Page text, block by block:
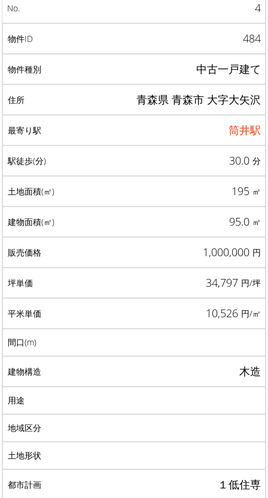
4
484
中古一戸建て
青森県 青森市 大字大矢沢
筒井駅
30.0 分
195 ㎡
95.0 ㎡
1,000,000 円
34,797 円/坪
10,526 円/㎡
木造
１低住専